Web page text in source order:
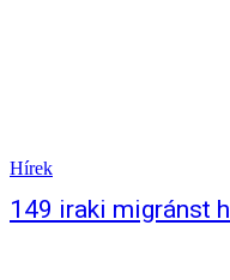
Hírek
149 iraki migránst